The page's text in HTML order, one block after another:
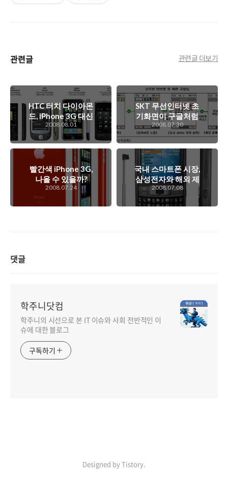
관련글 관련글 더보기
HTC 터치 다이아몬
드, iPhone 3G 대신
나를 끌리게 만든...
2008.08.01
SKT 무선인터넷 초
기화면이 구글처럼
되어진다..
2008.07.30
빨간색 iPhone 3G,
나올 수 있을까?
2008.07.24
국내 스마트폰 시장,
삼성전자와 해외 제
품과의 싸움이..
2008.07.08
댓글
학주니닷컴
학주니의 시선으로 본 IT 이슈와 사회 전반적인 이
슈에 대한 블로그
구독하기
Designed by Tistory.